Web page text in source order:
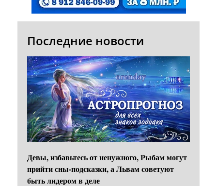
Последние новости
Девы, избавьтесь от ненужного, Рыбам могут
прийти сны-подсказки, а Львам советуют
быть лидером в деле